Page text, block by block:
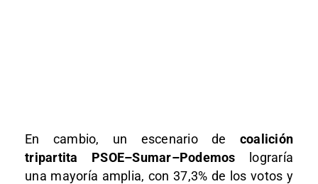
En cambio, un escenario de coalición
tripartita PSOE–Sumar–Podemos lograría
una mayoría amplia, con 37,3% de los votos y